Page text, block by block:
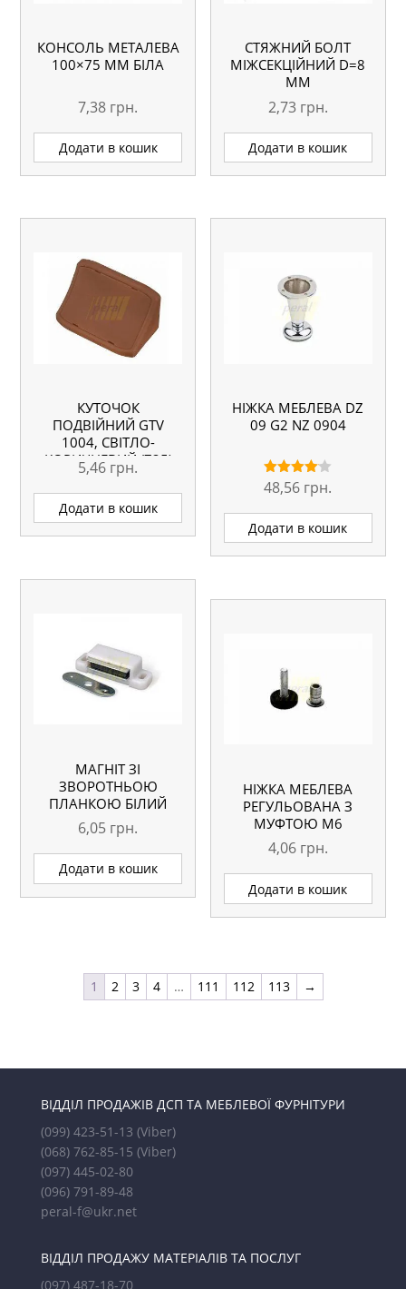
КОНСОЛЬ МЕТАЛЕВА
100×75 ММ БІЛА
7,38 грн.
Додати в кошик
СТЯЖНИЙ БОЛТ
МІЖСЕКЦІЙНИЙ D=8
ММ
2,73 грн.
Додати в кошик
КУТОЧОК
ПОДВІЙНИЙ GTV
1004, СВІТЛО-
КОРИЧНЕВИЙ (725)
5,46 грн.
Додати в кошик
НІЖКА МЕБЛЕВА DZ
09 G2 NZ 0904
Оцінено
в
4.00
з 5
48,56 грн.
Додати в кошик
МАГНІТ ЗІ
ЗВОРОТНЬОЮ
ПЛАНКОЮ БІЛИЙ
6,05 грн.
Додати в кошик
НІЖКА МЕБЛЕВА
РЕГУЛЬОВАНА З
МУФТОЮ M6
4,06 грн.
Додати в кошик
1 2 3 4 … 111 112 113 →
ВІДДІЛ ПРОДАЖІВ ДСП ТА МЕБЛЕВОЇ ФУРНІТУРИ
(099) 423-51-13 (Viber)
(068) 762-85-15 (Viber)
(097) 445-02-80
(096) 791-89-48
peral-f@ukr.net
ВІДДІЛ ПРОДАЖУ МАТЕРІАЛІВ ТА ПОСЛУГ
(097) 487-18-70